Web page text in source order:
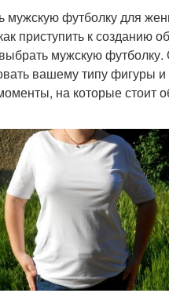
мужскую футболку для
приступить к созданию
мужскую
вашему типу фигуры
на которые стоит